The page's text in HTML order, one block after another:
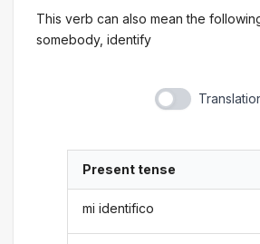
This verb can also mean the
somebody, identify
Present tense
mi identifico